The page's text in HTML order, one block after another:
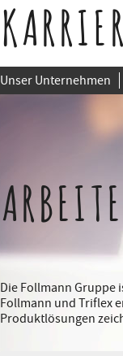
Unser Unternehmen
Die Follmann Gruppe
Follmann und Triflex
Produktlösungen